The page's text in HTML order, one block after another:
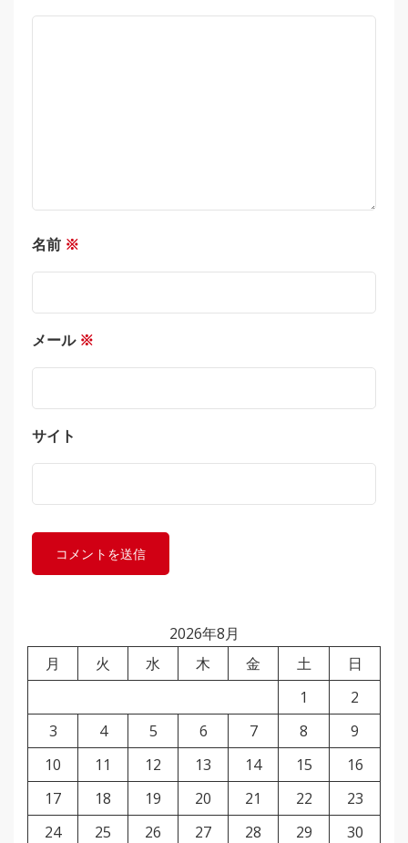
名前 ※
メール ※
サイト
2026年8月
月
火 水 木 金 土
日
1
2
3
4 5 6 7 8
9
10
11 12 13 14 15
16
17
18 19 20 21 22
23
24
25 26 27 28 29
30